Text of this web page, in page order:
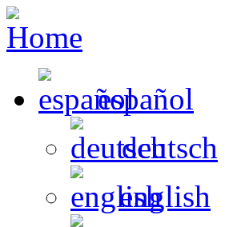
español
deutsch
english